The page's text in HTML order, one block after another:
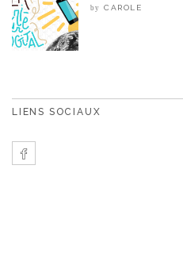
by CAROLE
LIENS SOCIAUX